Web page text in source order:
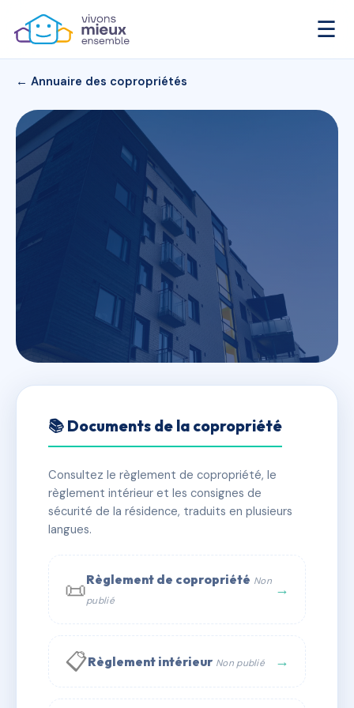
☰
← Annuaire des copropriétés
127 BIS RUE DE CHANZY
✓ Immatriculée 🏠 14 lots 🏗 1 bâtiment(s)
📞 Contacter Syndic Digital
📚 Documents de la copropriété
Consultez le règlement de copropriété, le
règlement intérieur et les consignes de
sécurité de la résidence, traduits en plusieurs
langues.
📜Règlement de copropriété Non
publié
→
📋Règlement intérieur Non publié →